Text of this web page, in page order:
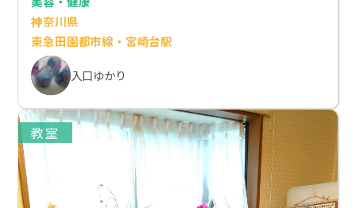
神奈川県
東急田園都市線・宮崎台駅
入口ゆかり
教室